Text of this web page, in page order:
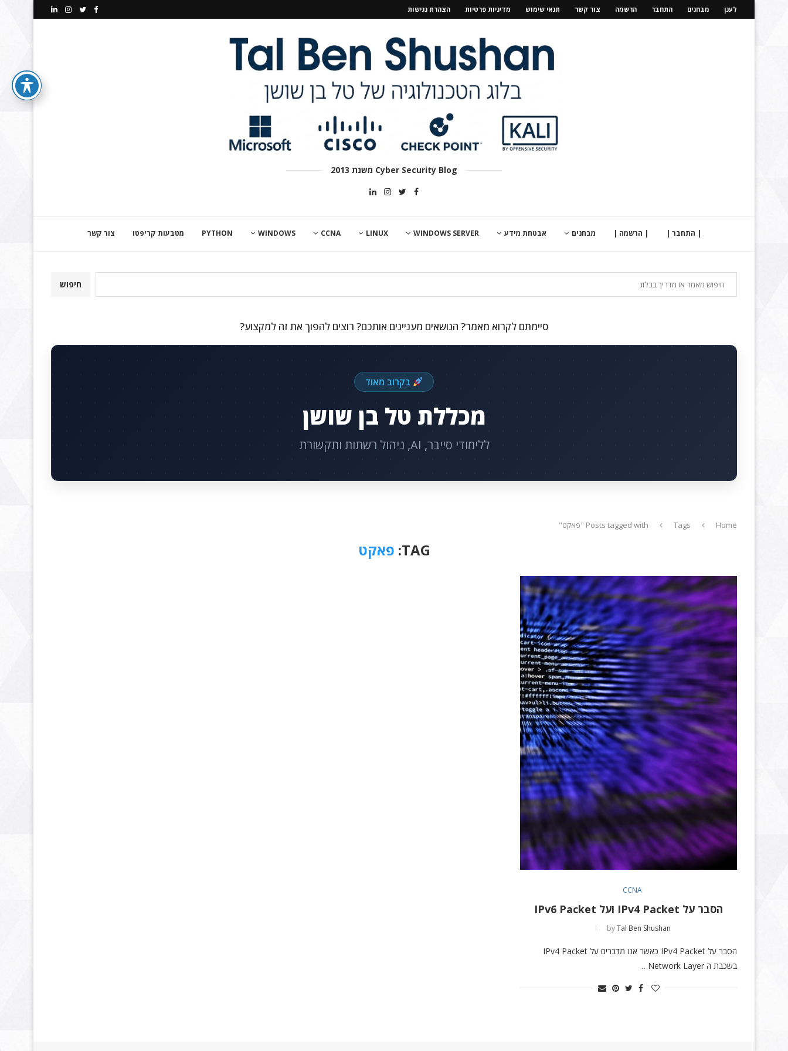
לענן מבחנים התחבר הרשמה צור קשר תנאי שימוש מדיניות פרטיות הצהרת נגישות
Cyber Security Blog משנת 2013
| התחבר | | הרשמה | מבחנים אבטחת מידע WINDOWS SERVER
LINUX
CCNA
WINDOWS
PYTHON מטבעות קריפטו צור קשר
חיפוש
סיימתם לקרוא מאמר? הנושאים מעניינים אותכם? רוצים להפוך את זה למקצוע?
בקרוב מאוד
מכללת טל בן שושן
ללימודי סייבר, AI, ניהול רשתות ותקשורת
Home
Tags Posts tagged with "פאקט"
TAG: פאקט
CCNA
הסבר על IPv4 Packet ועל IPv6 Packet
byTal Ben Shushan
הסבר על IPv4 Packet כאשר אנו מדברים על IPv4 Packet
בשכבת ה Network Layer…